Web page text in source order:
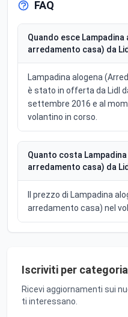
FAQ
Quando esce
arredamento casa) da
Lampadina alogena
è stato in offerta da Lidl
settembre 2016 e al
volantino in corso.
Quanto costa
arredamento casa) da
Il prezzo di Lampadina
arredamento casa) nel
Iscriviti per categoria
Ricevi aggiornamenti sui
ti interessano.